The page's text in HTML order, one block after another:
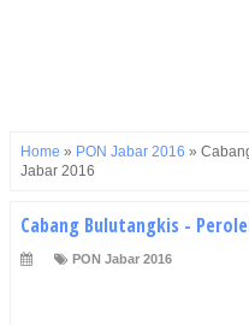
Home » PON Jabar 2016 »
Jabar 2016
Cabang Bulutangkis -
PON Jabar 2016